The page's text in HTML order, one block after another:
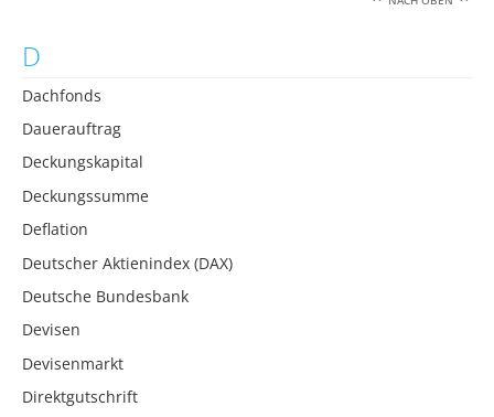
D
Dachfonds
Dauerauftrag
Deckungskapital
Deckungssumme
Deflation
Deutscher Aktienindex (DAX)
Deutsche Bundesbank
Devisen
Devisenmarkt
Direktgutschrift